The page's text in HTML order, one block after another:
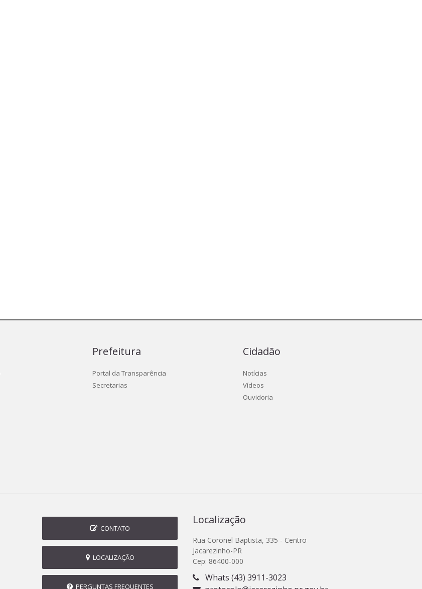
Prefeitura
Portal da Transparência
Secretarias
Cidadão
Notícias
Vídeos
Ouvidoria
CONTATO
LOCALIZAÇÃO
PERGUNTAS FREQUENTES
Localização
Rua Coronel Baptista, 335 - Centro
Jacarezinho-PR
Cep: 86400-000
Whats (43) 3911-3023